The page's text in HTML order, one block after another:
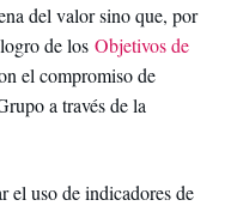
del valor sino que, por
de los Objetivos de
el compromiso de
a través de la
el uso de indicadores de